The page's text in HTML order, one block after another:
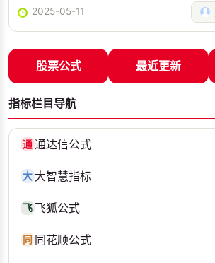
2025-05-11
股票公式 最近更新
指标栏目导航
通通达信公式
大 大智慧指标
飞 飞狐公式
同 同花顺公式